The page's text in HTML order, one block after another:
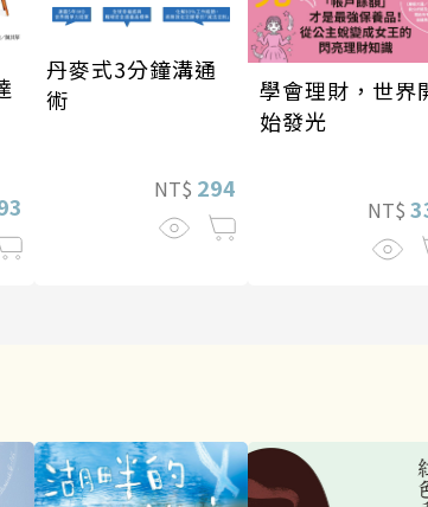
丹麥式3分鐘溝通
術
NT$ 294
學會理財，世界
始發光
NT$